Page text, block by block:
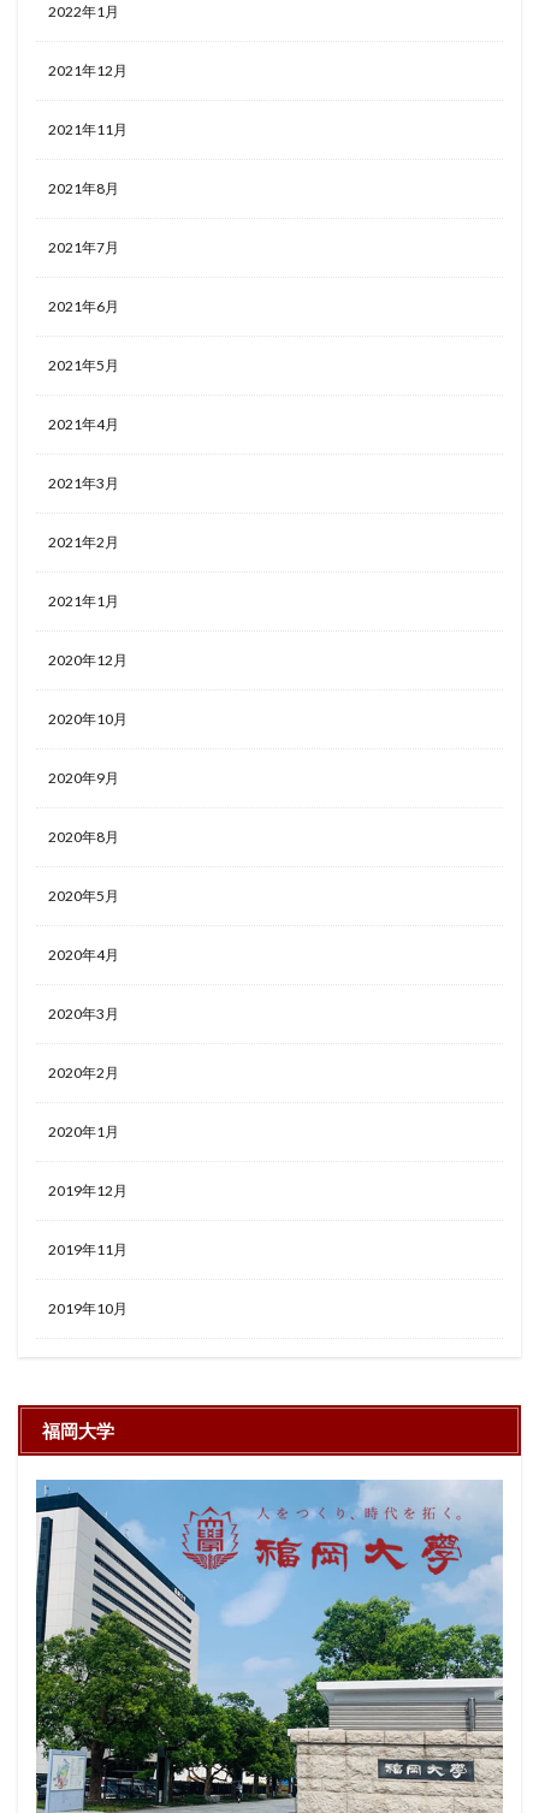
2022年1月
2021年12月
2021年11月
2021年8月
2021年7月
2021年6月
2021年5月
2021年4月
2021年3月
2021年2月
2021年1月
2020年12月
2020年10月
2020年9月
2020年8月
2020年5月
2020年4月
2020年3月
2020年2月
2020年1月
2019年12月
2019年11月
2019年10月
福岡大学